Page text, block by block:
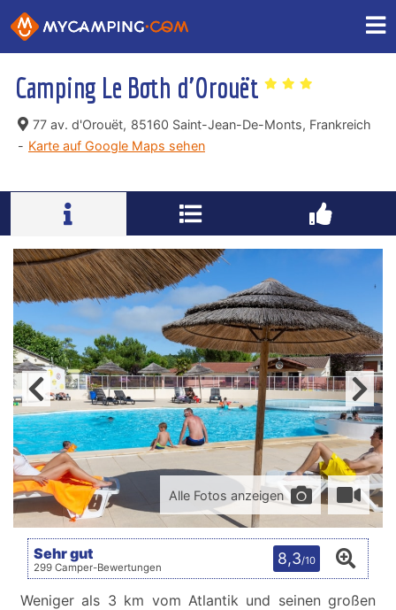
Camping Le Both d'Orouët
77 av. d'Orouët, 85160 Saint-Jean-De-Monts, Frankreich
- Karte auf Google Maps sehen
Alle Fotos anzeigen
Sehr gut
299 Camper-Bewertungen 8,3/10
Weniger als 3 km vom Atlantik und seinen großen